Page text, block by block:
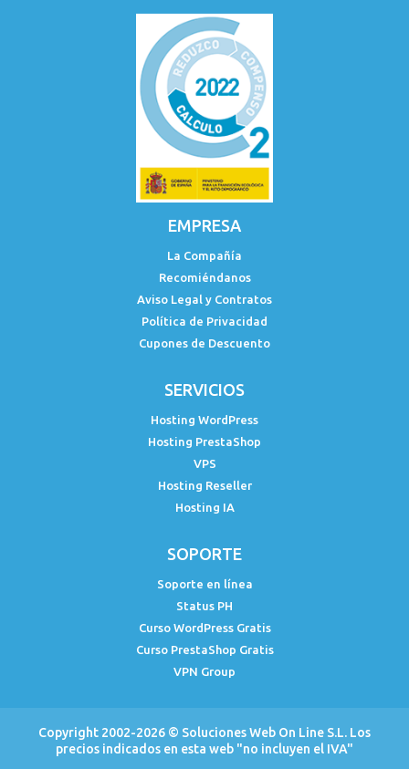
EMPRESA
La Compañía
Recomiéndanos
Aviso Legal y Contratos
Política de Privacidad
Cupones de Descuento
SERVICIOS
Hosting WordPress
Hosting PrestaShop
VPS
Hosting Reseller
Hosting IA
SOPORTE
Soporte en línea
Status PH
Curso WordPress Gratis
Curso PrestaShop Gratis
VPN Group
Copyright 2002-2026 © Soluciones Web On Line S.L. Los
precios indicados en esta web "no incluyen el IVA"